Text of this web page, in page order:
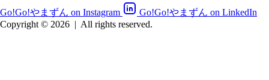
Go!Go!やまずん on Instagram
Go!Go!やまずん on LinkedIn
Copyright © 2026 | All rights reserved.